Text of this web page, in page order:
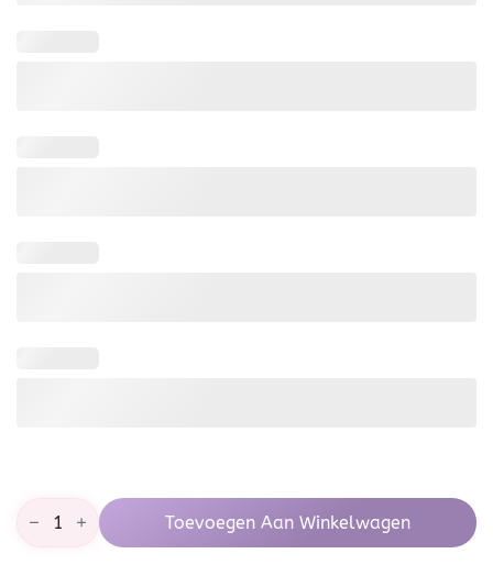
Vayana
zilveren
ring
Toevoegen Aan Winkelwagen